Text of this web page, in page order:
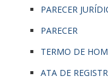
PARECER
PARECER
TERMO DE
ATA DE